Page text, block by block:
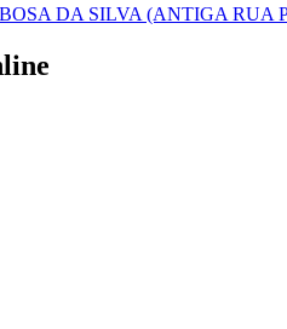
DA SILVA (ANTIGA RUA